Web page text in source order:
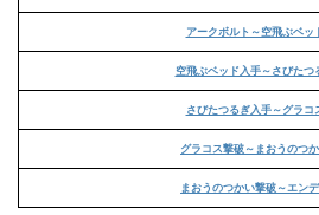
アークボルト～空飛ぶベッ
空飛ぶベッド入手～さびたつ
さびたつるぎ入手～グラコ
グラコス撃破～まおうのつ
まおうのつかい撃破～エン